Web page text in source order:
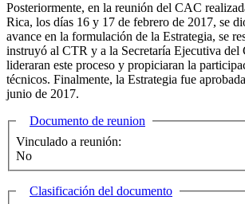
Posteriormente, en la reunión del CAC
Rica, los días 16 y 17 de febrero de 2017, se
avance en la formulación de la Estrategia, se
instruyó al CTR y a la Secretaría Ejecutiva del
lideraran este proceso y propiciaran la
técnicos. Finalmente, la Estrategia fue
junio de 2017.
Ocultar
Documento de reunion
Vinculado a reunión:
No
Ocultar
Clasificación del documento